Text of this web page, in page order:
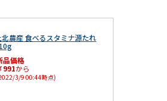
北農産 食べるスタミナ源たれ
品価格
991から
3/9 00:44時点)